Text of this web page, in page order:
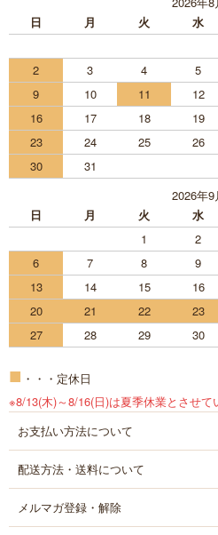
日
月 火 水
2
3 4 5
9
10 11 12
16
17 18 19
23
24 25 26
30
31
2026年9
日
月 火 水
1
2
6
7 8 9
13
14 15 16
20
21 22 23
27
28 29 30
■ ・・・定休日
※8/13(木)～8/16(日)は夏季休業とさせて
お支払い方法について
配送方法・送料について
メルマガ登録・解除